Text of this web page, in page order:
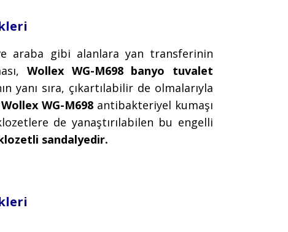
araba gibi alanlara yan transferinin
Wollex WG-M698 banyo tuvalet
yanı sıra, çıkartılabilir de olmalarıyla
Wollex WG-M698 antibakteriyel kumaşı
de yanaştırılabilen bu engelli
sandalyedir.